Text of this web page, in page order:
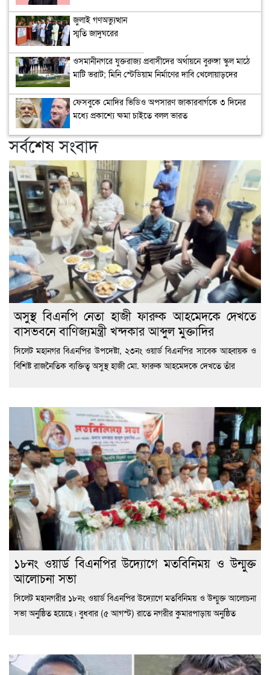
জুলাই গণঅভ্যুত্থান
স্মৃতি জাদুঘরের
ওসমানীনগরে যুক্তরাজ্য প্রবাসীদের অর্থায়নে বুরুঙ্গা স্কুল মাঠে
মাটি ভরাট; মিনি স্টেডিয়াম নির্মাণের দাবি খেলোয়াড়দের
ফেসবুকে মোদির ভিডিও অপসারণ জাকারবার্গকে ৩ দিনের
মধ্যে প্রকাশ্যে ক্ষমা চাইতে বলল ভারত
সর্বশেষ সংবাদ
অসুস্থ বিএনপি নেতা হাজী ফারুক আহমেদকে দেখতে
বাসভবনে বাণিজ্যমন্ত্রী খন্দকার আব্দুল মুক্তাদির
সিলেট মহানগর বিএনপির উপদেষ্টা, ২৩নং ওয়ার্ড বিএনপির সাবেক আহ্বায়ক ও
বিশিষ্ট রাজনৈতিক ব্যক্তিত্ব অসুস্থ হাজী মো. ফারুক আহমেদকে দেখতে তাঁর
১৮নং ওয়ার্ড বিএনপির উদ্যোগে মতবিনিময় ও উন্মুক্ত
আলোচনা সভা
সিলেট মহানগরীর ১৮নং ওয়ার্ড বিএনপির উদ্যোগে মতবিনিময় ও উন্মুক্ত আলোচনা
সভা অনুষ্ঠিত হয়েছে। বুধবার (৫ আগস্ট) রাতে নগরীর কুমারপাড়ায় অনুষ্ঠিত